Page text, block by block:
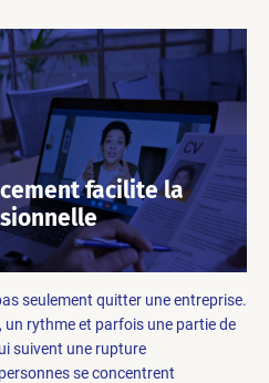
facilite la
seulement quitter une entreprise.
un rythme et parfois une partie de
suivent une rupture
se concentrent